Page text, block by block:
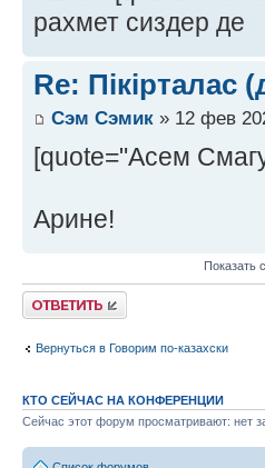
рахмет сиздер де
Re: Пікірталас
Сэм Сэмик » 12 фев
[quote="Асем
Арине!
Показать
Ответить
Вернуться в Говорим по-казахски
КТО СЕЙЧАС НА КОНФЕРЕНЦИИ
Сейчас этот форум просматривают: нет